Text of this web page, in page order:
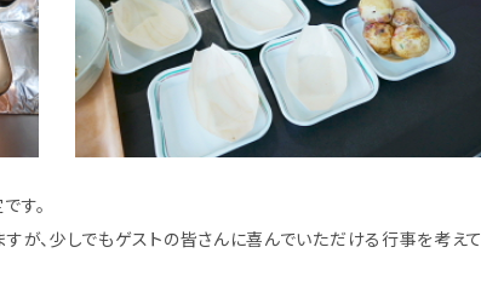
す。
が、少しでもゲストの皆さんに喜んでいただける行事を考えて